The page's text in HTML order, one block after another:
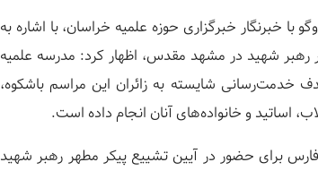
خبرنگار خبرگزاری حوزه علمیه خراسان، با اشاره به
رهبر شهید در مشهد مقدس، اظهار کرد: مدرسه علمیه
خدمت‌رسانی شایسته به زائران این مراسم باشکوه،
برای حضور در آیین تشییع پیکر مطهر رهبر شهید